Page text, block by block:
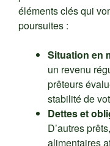
éléments clés qui
poursuites :
Situation en
un revenu
prêteurs
stabilité de
Dettes et
D’autres
alimentaires